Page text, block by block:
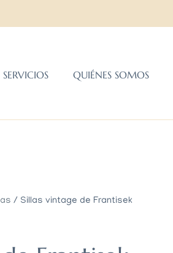
SERVICIOS QUIÉNES SOMOS
/ Sillas vintage de Frantisek